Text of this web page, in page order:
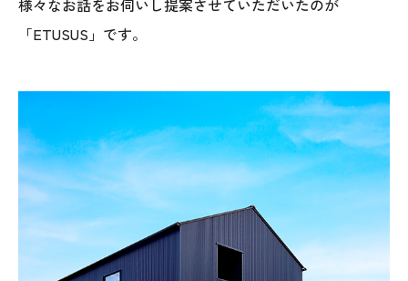
様々なお話をお伺いし提案させていただいたのが
「ETUSUS」です。